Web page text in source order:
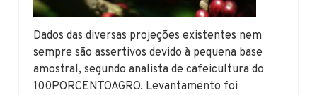
Dados das diversas projeções existentes nem
sempre são assertivos devido à pequena base
amostral, segundo analista de cafeicultura do
100PORCENTOAGRO. Levantamento foi